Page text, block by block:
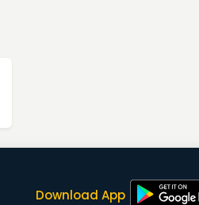
Download App